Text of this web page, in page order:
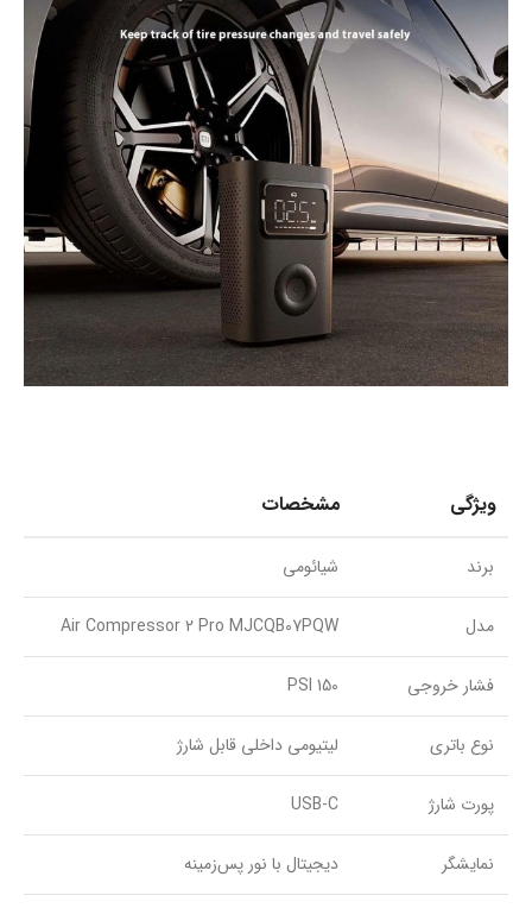
ویژگی مشخصات
برند شیائومی
مدل Air Compressor 2 Pro MJCQB07PQW
فشار خروجی 150 PSI
نوع باتری لیتیومی داخلی قابل شارژ
پورت شارژ USB-C
نمایشگر دیجیتال با نور پس‌زمینه